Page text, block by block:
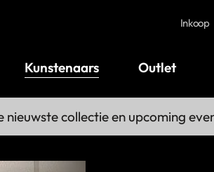
Inkoop
Kunstenaars Outlet
nieuwste collectie en upcoming